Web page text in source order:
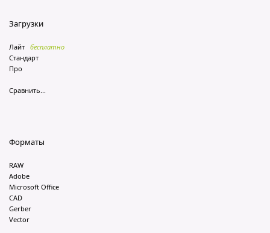
Загрузки
Лайт бесплатно
Стандарт
Про
Сравнить...
Форматы
RAW
Adobe
Microsoft Office
CAD
Gerber
Vector